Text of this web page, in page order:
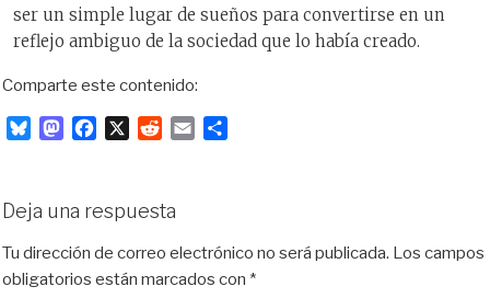
ser un simple lugar de sueños para convertirse en un
reflejo ambiguo de la sociedad que lo había creado.
Comparte este contenido:
s
k
y
M
o
d
o
b
o
o
X
d
i
t
r
t
Deja una respuesta
Tu dirección de correo electrónico no será publicada. Los campos
obligatorios están marcados con *